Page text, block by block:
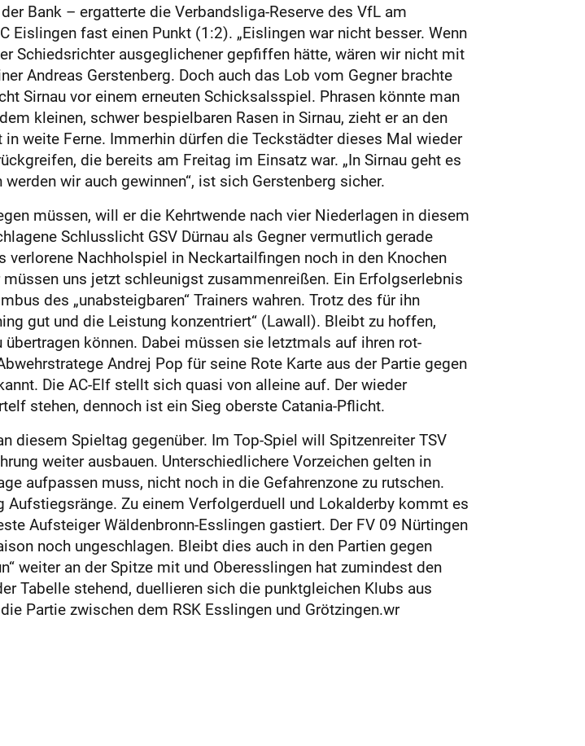
Bank – ergatterte die Verbandsliga-Reserve des VfL am
fast einen Punkt (1:2). „Eislingen war nicht besser. Wenn
Schiedsrichter ausgeglichener gepfiffen hätte, wären wir nicht mit
Andreas Gerstenberg. Doch auch das Lob vom Gegner brachte
Sirnau vor einem erneuten Schicksalsspiel. Phrasen könnte man
kleinen, schwer bespielbaren Rasen in Sirnau, zieht er an den
weite Ferne. Immerhin dürfen die Teck­städter dieses Mal wieder
die bereits am Freitag im Einsatz war. „In Sirnau geht es
wir auch gewinnen“, ist sich Gerstenberg sicher.
müssen, will er die Kehrtwende nach vier Niederlagen in diesem
Schlusslicht GSV Dürnau als Gegner vermutlich gerade
Nachholspiel in Neckartailfingen noch in den Knochen
uns jetzt schleunigst zusammenreißen. Ein Erfolgserlebnis
des „unabsteigbaren“ Trainers wahren. Trotz des für ihn
gut und die Leistung konzentriert“ (Lawall). Bleibt zu hoffen,
können. Dabei müssen sie letztmals auf ihren rot-
Andrej Pop für seine Rote Karte aus der Partie gegen
Die AC-Elf stellt sich quasi von alleine auf. Der wieder
stehen, dennoch ist ein Sieg oberste Catania-Pflicht.
diesem Spieltag gegenüber. Im Top-Spiel will Spitzenreiter TSV
weiter ausbauen. Unterschiedlichere Vorzeichen gelten in
aufpassen muss, nicht noch in die Gefahrenzone zu rutschen.
Zu einem Verfolgerduell und Lokalderby kommt es
Aufsteiger Wäldenbronn-Esslingen gastiert. Der FV 09 Nürtingen
noch ungeschlagen. Bleibt dies auch in den Partien gegen
weiter an der Spitze mit und Oberesslingen hat zumindest den
Tabelle stehend, duellieren sich die punktgleichen Klubs aus
Partie zwischen dem RSK Esslingen und Grötzingen.wr